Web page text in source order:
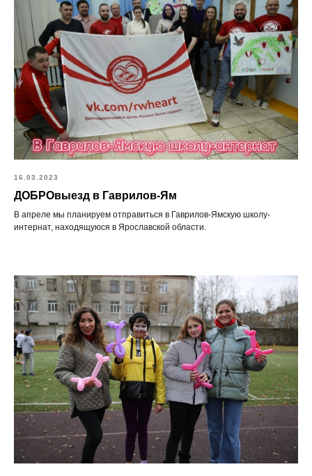
16.03.2023
ДОБРОвыезд в Гаврилов-Ям
В апреле мы планируем отправиться в Гаврилов-Ямскую школу-
интернат, находящуюся в Ярославской области.